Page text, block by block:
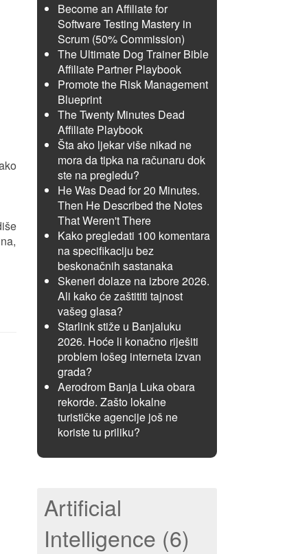
Become an Affiliate for
Software Testing Mastery in
Scrum (50% Commission)
The Ultimate Dog Trainer Bible
Affiliate Partner Playbook
Promote the Risk Management
Blueprint
The Twenty Minutes Dead
Affiliate Playbook
Šta ako ljekar više nikad ne
mora da tipka na računaru dok
ste na pregledu?
He Was Dead for 20 Minutes.
Then He Described the Notes
That Weren't There
Kako pregledati 100 komentara
na specifikaciju bez
beskonačnih sastanaka
Skeneri dolaze na izbore 2026.
Ali kako će zaštititi tajnost
vašeg glasa?
Starlink stiže u Banjaluku
2026. Hoće li konačno riješiti
problem lošeg interneta izvan
grada?
Aerodrom Banja Luka obara
rekorde. Zašto lokalne
turističke agencije još ne
koriste tu priliku?
Artificial
Intelligence (6)